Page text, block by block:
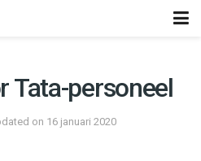
Tata-personeel
on 16 januari 2020